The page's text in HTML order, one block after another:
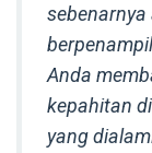
Anda
kepahitan
yang